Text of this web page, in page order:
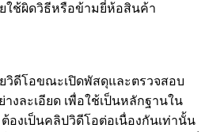
ใช้ผิดวิธีหรือข้ามยี่ห้อสินค้า
วิดีโอขณะเปิดพัสดุและตรวจสอบ
งละเอียด เพื่อใช้เป็นหลักฐานใน
งเป็นคลิปวิดีโอต่อเนื่องกันเท่านั้น